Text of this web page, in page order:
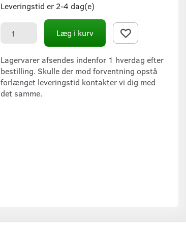
Leveringstid er 2-4 dag(e)
Læg i kurv
Lagervarer afsendes indenfor 1 hverdag efter
bestilling. Skulle der mod forventning opstå
forlænget leveringstid kontakter vi dig med
det samme.